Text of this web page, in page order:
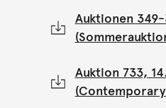
Auktionen
Auktion 733,